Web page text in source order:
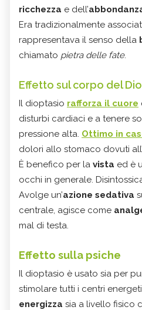
ricchezza e dell’
Era tradizionalmente
rappresentava il senso della
chiamato pietra delle fate.
Effetto sul corpo del
Il dioptasio rafforza il cuore
disturbi cardiaci e a tenere
pressione alta. Ottimo in
dolori allo stomaco dovuti
È benefico per la vista ed è
occhi in generale.
Avolge un’azione sedativa
centrale, agisce come
mal di testa.
Effetto sulla psiche
Il dioptasio è usato sia per
stimolare tutti i centri
energizza sia a livello fisico